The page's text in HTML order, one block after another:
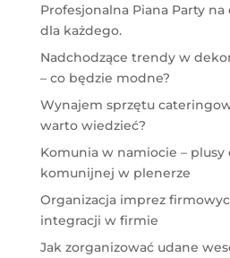
Profesjonalna Piana Party
dla każdego.
Nadchodzące trendy w
– co będzie modne?
Wynajem sprzętu
warto wiedzieć?
Komunia w namiocie –
komunijnej w plenerze
Organizacja imprez
integracji w firmie
Jak zorganizować udane